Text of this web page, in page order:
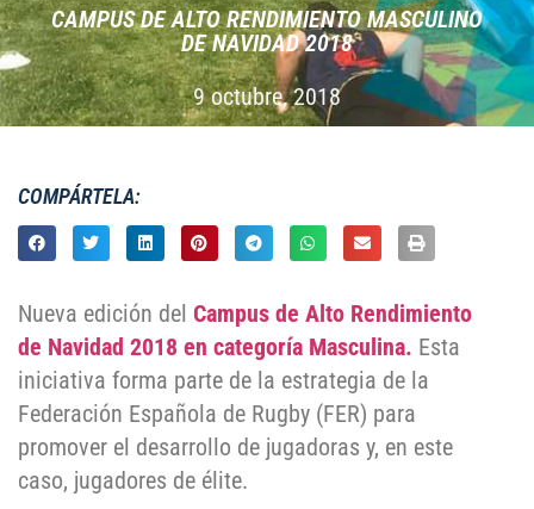
CAMPUS DE ALTO RENDIMIENTO MASCULINO
DE NAVIDAD 2018
9 octubre, 2018
COMPÁRTELA:
Nueva edición del Campus de Alto Rendimiento
de Navidad 2018 en categoría Masculina. Esta
iniciativa forma parte de la estrategia de la
Federación Española de Rugby (FER) para
promover el desarrollo de jugadoras y, en este
caso, jugadores de élite.